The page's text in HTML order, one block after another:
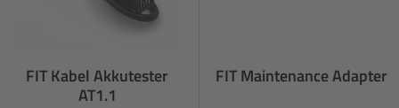
FIT Kabel Akkutester
AT1.1
FIT Maintenance Adapter